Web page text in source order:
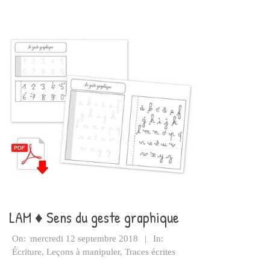
LAM ♦ Sens du geste graphique
2018-
09-
On: mercredi 12 septembre 2018
In:
Écriture, Leçons à manipuler, Traces écrites